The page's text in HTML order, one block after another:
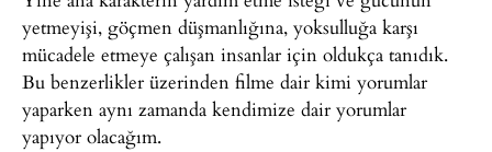
yetmeyişi, göçmen düşmanlığına, yoksulluğa karşı
mücadele etmeye çalışan insanlar için oldukça tanıdık.
Bu benzerlikler üzerinden filme dair kimi yorumlar
yaparken aynı zamanda kendimize dair yorumlar
yapıyor olacağım.